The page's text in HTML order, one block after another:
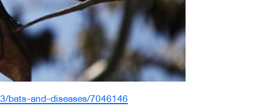
bats-and-diseases/7046146